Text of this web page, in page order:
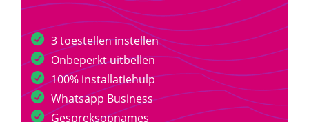
3 toestellen instellen
Onbeperkt uitbellen
100% installatiehulp
Whatsapp Business
Gespreksopnames